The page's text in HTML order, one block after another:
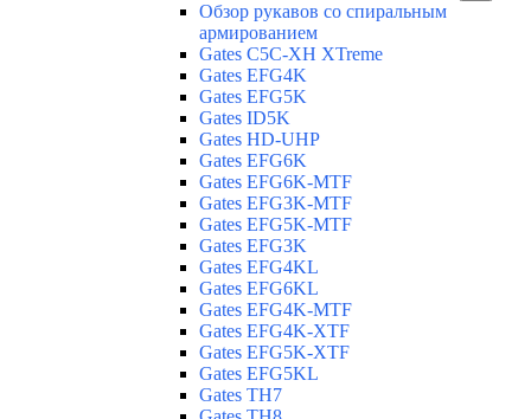
Обзор рукавов со спиральным
армированием
Gates C5C-XH XTreme
Gates EFG4K
Gates EFG5K
Gates ID5K
Gates HD-UHP
Gates EFG6K
Gates EFG6K-MTF
Gates EFG3K-MTF
Gates EFG5K-MTF
Gates EFG3K
Gates EFG4KL
Gates EFG6KL
Gates EFG4K-MTF
Gates EFG4K-XTF
Gates EFG5K-XTF
Gates EFG5KL
Gates TH7